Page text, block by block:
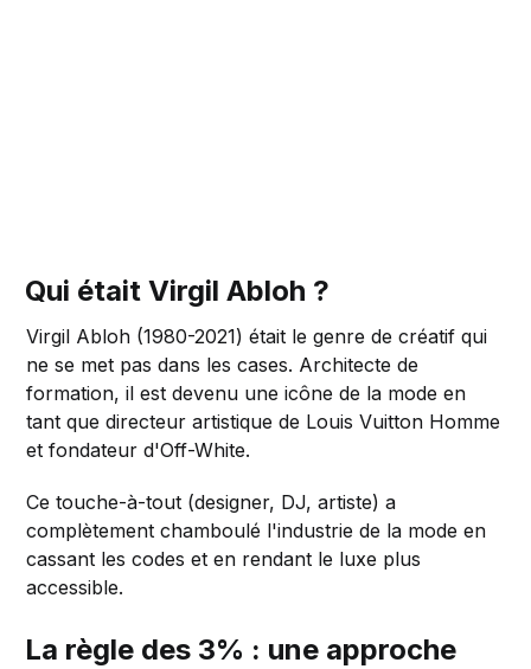
Qui était Virgil Abloh ?
Virgil Abloh (1980-2021) était le genre de créatif qui
ne se met pas dans les cases. Architecte de
formation, il est devenu une icône de la mode en
tant que directeur artistique de Louis Vuitton Homme
et fondateur d'Off-White.
Ce touche-à-tout (designer, DJ, artiste) a
complètement chamboulé l'industrie de la mode en
cassant les codes et en rendant le luxe plus
accessible.
La règle des 3% : une approche